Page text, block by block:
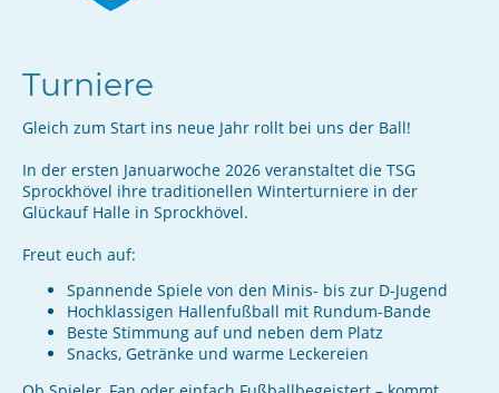
Turniere
Gleich zum Start ins neue Jahr rollt bei uns der Ball!
In der ersten Januarwoche 2026 veranstaltet die TSG
Sprockhövel ihre traditionellen Winterturniere in der
Glückauf Halle in Sprockhövel.
Freut euch auf:
Spannende Spiele von den Minis- bis zur D-Jugend
Hochklassigen Hallenfußball mit Rundum-Bande
Beste Stimmung auf und neben dem Platz
Snacks, Getränke und warme Leckereien